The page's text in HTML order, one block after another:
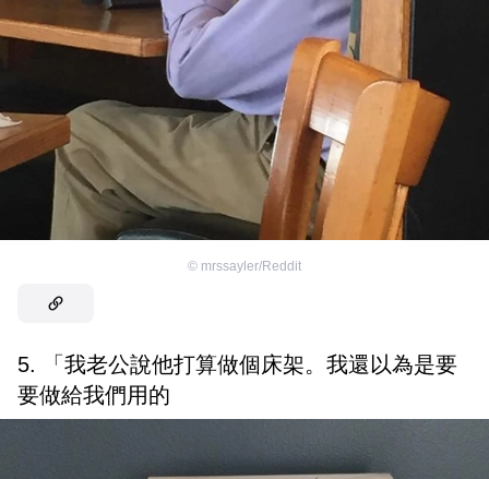
© mrssayler/Reddit
5. 「我老公說他打算做個床架。我還以為是要
要做給我們用的